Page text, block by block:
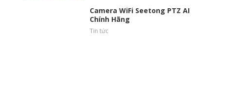
Camera WiFi Seetong PTZ AI
Chính Hãng
Tin tức